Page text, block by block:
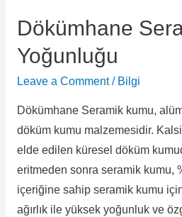
Dökümhane
Yoğunluğu
Leave a Comment / Bilgi
Dökümhane Seramik kumu,
döküm kumu malzemesidir.
elde edilen küresel döküm
eritmeden sonra seramik kumu,
içeriğine sahip seramik kumu
ağırlık ile yüksek yoğunluk ve